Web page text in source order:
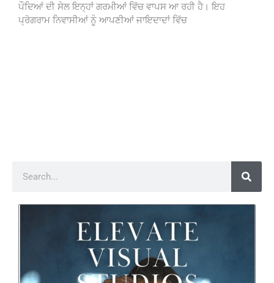
ਪੌਦਿਆਂ ਦੀ ਸੇਲ ਇਨ੍ਹਾਂ ਗਰਮੀਆਂ ਵਿੱਚ ਵਾਪਸ ਆ ਰਹੀ ਹੈ। ਇਹ
ਪ੍ਰੋਗਰਾਮ ਨਿਵਾਸੀਆਂ ਨੂੰ ਆਪਣੀਆਂ ਜਾਇਦਾਦਾਂ ਵਿੱਚ